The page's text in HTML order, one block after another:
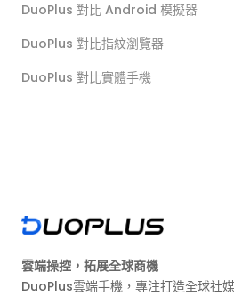
DuoPlus 對比 Android 模擬器
DuoPlus 對比指紋瀏覽器
DuoPlus 對比實體手機
雲端操控，拓展全球商機
DuoPlus雲端手機，專注打造全球社